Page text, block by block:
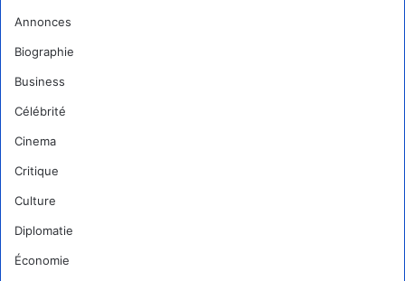
Annonces
Biographie
Business
Célébrité
Cinema
Critique
Culture
Diplomatie
Économie